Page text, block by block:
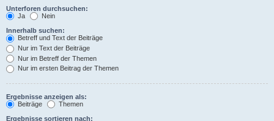
Unterforen durchsuchen:
Ja
Nein
Innerhalb suchen:
Betreff und Text der Beiträge
Nur im Text der Beiträge
Nur im Betreff der Themen
Nur im ersten Beitrag der Themen
Ergebnisse anzeigen als:
Beiträge
Themen
Ergebnisse sortieren nach: